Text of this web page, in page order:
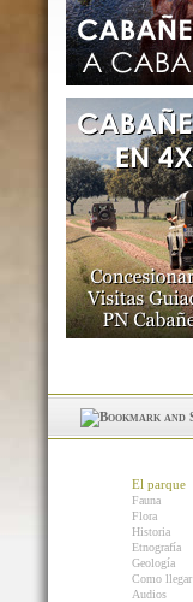
El parque
Fauna
Flora
Historia
Etnografía
Geología
Como llegar
Audios